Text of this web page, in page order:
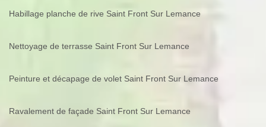
Habillage planche de rive Saint Front Sur Lemance
Nettoyage de terrasse Saint Front Sur Lemance
Peinture et décapage de volet Saint Front Sur Lemance
Ravalement de façade Saint Front Sur Lemance